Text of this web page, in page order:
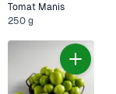
Tomat Manis
250 g